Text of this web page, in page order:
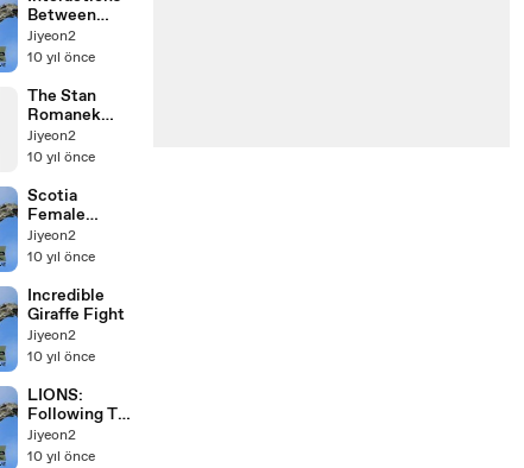
Between
Hyena
Jiyeon2
10 yıl önce
The Stan
Romanek
Story
Messages
Documentarie
s
Jiyeon2
10 yıl önce
Scotia
Female
Leopard Roars
In A Riverbed
Jiyeon2
10 yıl önce
Incredible
Giraffe Fight
Jiyeon2
10 yıl önce
LIONS:
Following The
Pride 73: One
Girl Calls The
Jiyeon2
10 yıl önce